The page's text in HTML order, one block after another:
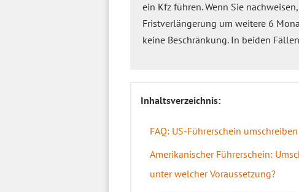
ein Kfz führen. Wenn Sie
Fristverlängerung um weitere 6
keine Beschränkung. In beiden
Inhaltsverzeichnis:
FAQ: US-Führerschein
Amerikanischer Führerschein:
unter welcher Voraussetzung?